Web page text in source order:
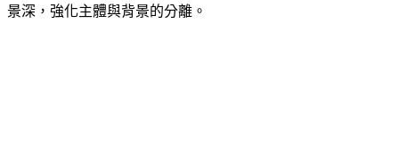
景深，強化主體與背景的分離。